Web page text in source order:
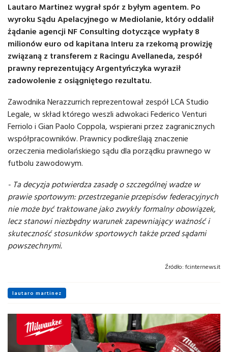
Lautaro Martinez wygrał spór z byłym agentem. Po
wyroku Sądu Apelacyjnego w Mediolanie, który oddalił
żądanie agencji NF Consulting dotyczące wypłaty 8
milionów euro od kapitana Interu za rzekomą prowizję
związaną z transferem z Racingu Avellaneda, zespół
prawny reprezentujący Argentyńczyka wyraził
zadowolenie z osiągniętego rezultatu.
Zawodnika Nerazzurrich reprezentował zespół LCA Studio
Legale, w skład którego weszli adwokaci Federico Venturi
Ferriolo i Gian Paolo Coppola, wspierani przez zagranicznych
współpracowników. Prawnicy podkreślają znaczenie
orzeczenia mediolańskiego sądu dla porządku prawnego w
futbolu zawodowym.
- Ta decyzja potwierdza zasadę o szczególnej wadze w
prawie sportowym: przestrzeganie przepisów federacyjnych
nie może być traktowane jako zwykły formalny obowiązek,
lecz stanowi niezbędny warunek zapewniający ważność i
skuteczność stosunków sportowych także przed sądami
powszechnymi.
Źródło: fcinternews.it
lautaro martinez